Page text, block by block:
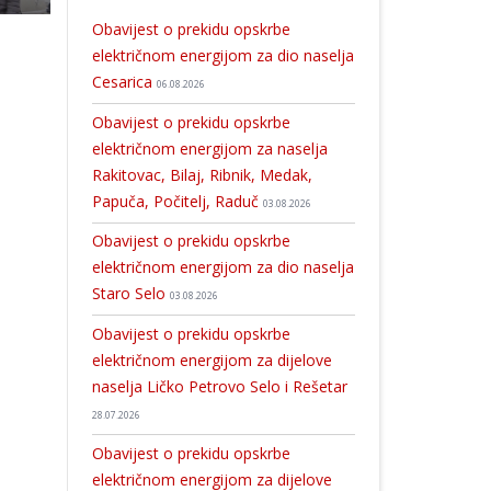
Obavijest o prekidu opskrbe
električnom energijom za dio naselja
Cesarica 06.08.2026
Obavijest o prekidu opskrbe
električnom energijom za naselja
Rakitovac, Bilaj, Ribnik, Medak,
Papuča, Počitelj, Raduč 03.08.2026
Obavijest o prekidu opskrbe
električnom energijom za dio naselja
Staro Selo 03.08.2026
Obavijest o prekidu opskrbe
električnom energijom za dijelove
naselja Ličko Petrovo Selo i Rešetar
28.07.2026
Obavijest o prekidu opskrbe
električnom energijom za dijelove